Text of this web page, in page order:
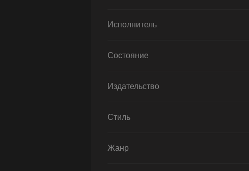
Исполнитель
Состояние
Издательство
Стиль
Жанр